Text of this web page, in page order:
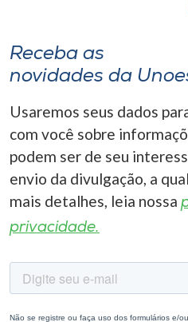
Receba as
novidades da
Usaremos seus dados
com você sobre
podem ser de seu
envio da divulgação, a
mais detalhes, leia nossa
privacidade.